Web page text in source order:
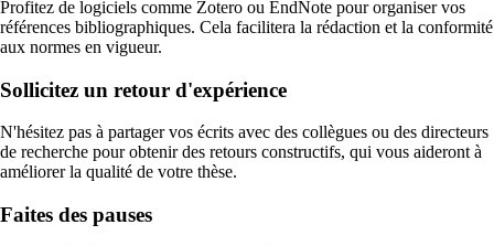
Profitez de logiciels comme Zotero ou EndNote pour organiser vos
références bibliographiques. Cela facilitera la rédaction et la conformité
aux normes en vigueur.
Sollicitez un retour d'expérience
N'hésitez pas à partager vos écrits avec des collègues ou des directeurs
de recherche pour obtenir des retours constructifs, qui vous aideront à
améliorer la qualité de votre thèse.
Faites des pauses